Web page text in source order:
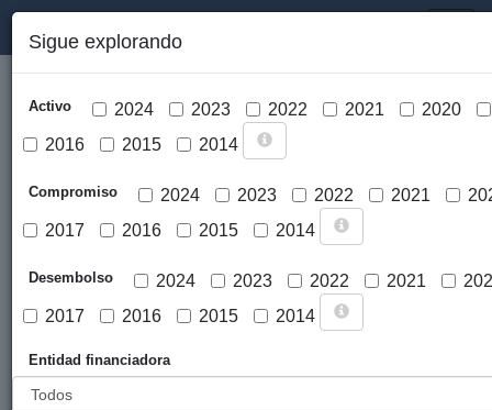
Cargar mapa
Sigue explorando
Activo 2024 2023 2022 2021
2020
2016
2015 2014
Compromiso 2024 2023 2022 2021
2017
2016 2015 2014
Desembolso 2024 2023 2022 2021
2017
2016 2015 2014
Entidad financiadora